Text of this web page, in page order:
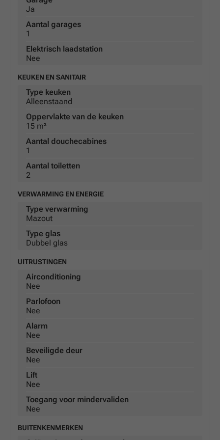
Ja
Aantal garages
1
Elektrisch laadstation
Nee
KEUKEN EN SANITAIR
Type keuken
Alleenstaand
Oppervlakte van de keuken
15 m²
Aantal douchecabines
1
Aantal toiletten
2
VERWARMING EN ENERGIE
Type verwarming
Mazout
Type glas
Dubbel glas
UITRUSTINGEN
Airconditioning
Nee
Parlofoon
Nee
Alarm
Nee
Beveiligde deur
Nee
Lift
Nee
Toegang voor mindervaliden
Nee
BUITENKENMERKEN